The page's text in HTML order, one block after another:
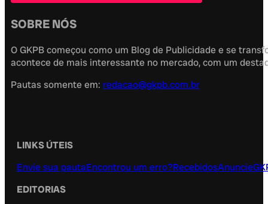
SOBRE NÓS
O GKPB começou como um Blog de Publicidade e se
acontece de mais interessante no mercado, com um
Pautas somente em: redacao@gkpb.com.br
LINKS ÚTEIS
Envie sua pautaEncontrou um erro?RecebidosAnuncie
EDITORIAS